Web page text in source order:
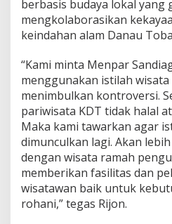
a
t
a
l
a
l
berbasis budaya lokal yang
mengkolaborasikan
keindahan alam Danau
“Kami minta Menpar
menggunakan istilah
menimbulkan kontroversi.
pariwisata KDT tidak halal
Maka kami tawarkan agar
dimunculkan lagi. Akan
dengan wisata ramah
memberikan fasilitas dan
wisatawan baik untuk
rohani,” tegas Rijon.